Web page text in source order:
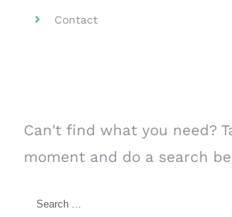
Contact
Can't find what you need?
moment and do a search
Search